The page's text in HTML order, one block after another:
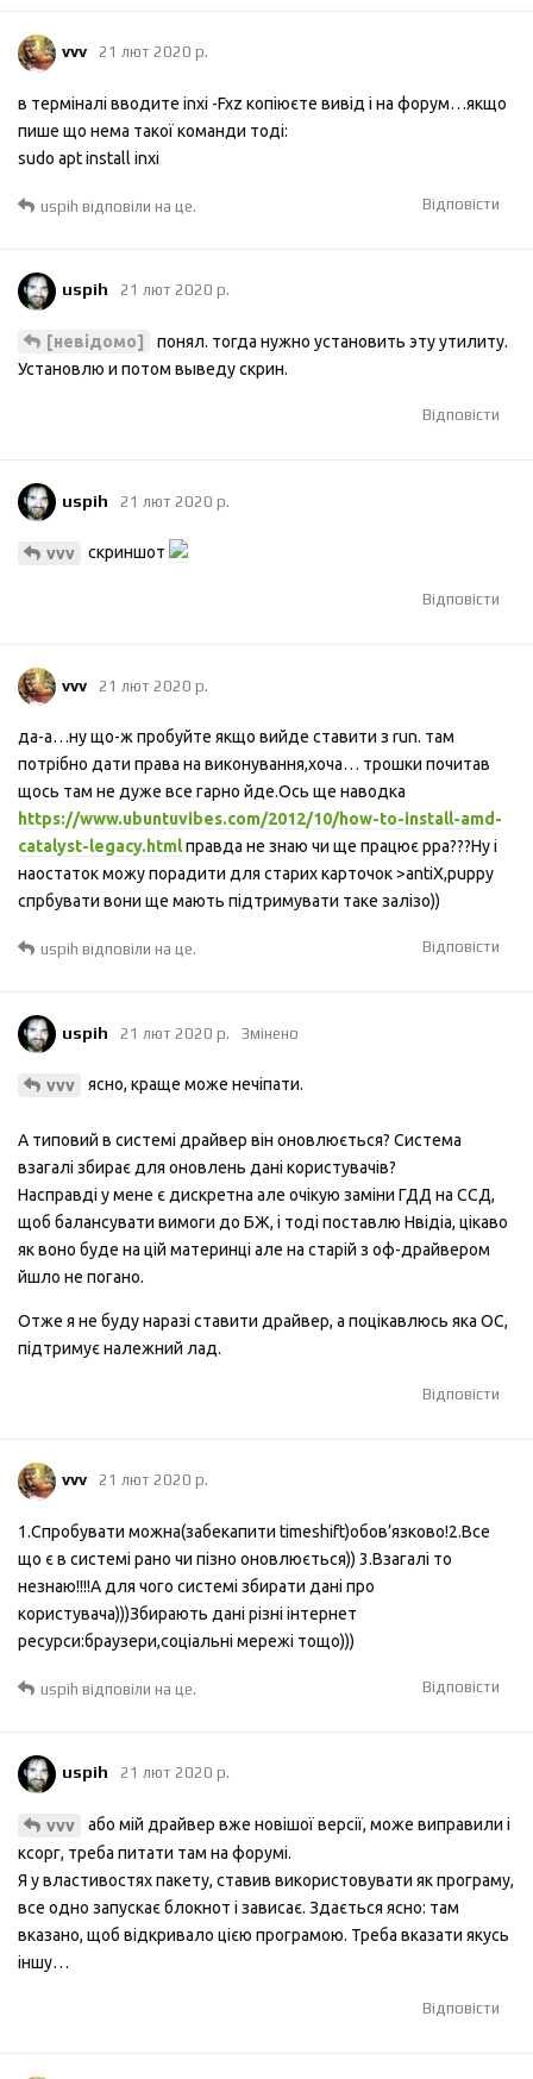
vvv 21 лют 2020 р.
в терміналі вводите inxi -Fxz копіюєте вивід і на форум…якщо
пише що нема такої команди тоді:
sudo apt install inxi
Відповісти
uspih відповіли на це.
uspih 21 лют 2020 р.
[невідомо]
понял. тогда нужно установить эту утилиту.
Установлю и потом выведу скрин.
Відповісти
uspih 21 лют 2020 р.
vvv скриншот
Відповісти
vvv 21 лют 2020 р.
да-а…ну що-ж пробуйте якщо вийде ставити з run. там
потрібно дати права на виконування,хоча… трошки почитав
щось там не дуже все гарно йде.Ось ще наводка
https://www.ubuntuvibes.com/2012/10/how-to-install-amd-
catalyst-legacy.htmlправда не знаю чи ще працює ppa???Ну і
наостаток можу порадити для старих карточок >antiX,puppy
спрбувати вони ще мають підтримувати таке залізо))
Відповісти
uspih відповіли на це.
uspih 21 лют 2020 р. Змінено
vvv ясно, краще може нечіпати.
А типовий в системі драйвер він оновлюється? Система
взагалі збирає для оновлень дані користувачів?
Насправді у мене є дискретна але очікую заміни ГДД на ССД,
щоб балансувати вимоги до БЖ, і тоді поставлю Нвідіа, цікаво
як воно буде на цій материнці але на старій з оф-драйвером
йшло не погано.
Отже я не буду наразі ставити драйвер, а поцікавлюсь яка ОС,
підтримує належний лад.
Відповісти
vvv 21 лют 2020 р.
1.Спробувати можна(забекапити timeshift)обов’язково!2.Все
що є в системі рано чи пізно оновлюється)) 3.Взагалі то
незнаю!!!!А для чого системі збирати дані про
користувача)))Збирають дані різні інтернет
ресурси:браузери,соціальні мережі тощо)))
Відповісти
uspih відповіли на це.
uspih 21 лют 2020 р.
vvv
або мій драйвер вже новішої версії, може виправили і
ксорг, треба питати там на форумі.
Я у властивостях пакету, ставив використовувати як програму,
все одно запускає блокнот і зависає. Здається ясно: там
вказано, щоб відкривало цією програмою. Треба вказати якусь
іншу…
Відповісти